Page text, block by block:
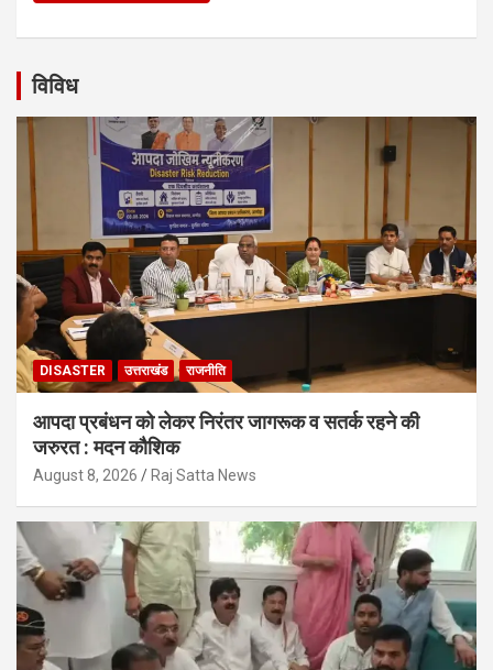
विविध
DISASTER उत्तराखंड राजनीति
आपदा प्रबंधन को लेकर निरंतर जागरूक व सतर्क रहने की
जरुरत : मदन कौशिक
August 8, 2026 Raj Satta News